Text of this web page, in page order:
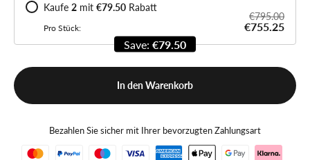
Kaufe 2 mit €79.50 Rabatt
Pro Stück:
€795.00
€755.25
Save: €79.50
In den Warenkorb
Bezahlen Sie sicher mit Ihrer bevorzugten Zahlungsart